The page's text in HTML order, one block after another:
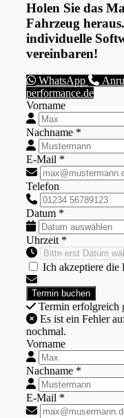
Holen Sie das
Fahrzeug
individuelle
vereinbaren!
WhatsApp
performance.de
Vorname
Nachname *
E-Mail *
Telefon
Datum *
Uhrzeit *
Ich akzeptiere die
Termin erfolgreich
nochmal.
Vorname
Nachname *
E-Mail *